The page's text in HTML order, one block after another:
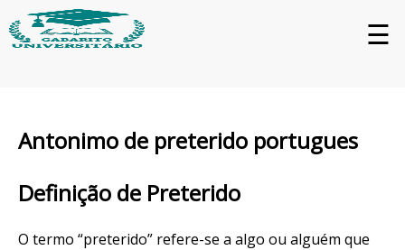
☰
Antonimo de preterido portugues
Definição de Preterido
O termo “preterido” refere-se a algo ou alguém que